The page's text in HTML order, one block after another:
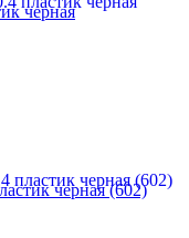
черная
черная (602)